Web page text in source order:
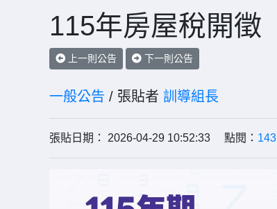
115年房屋稅開徵
上一則公告 下一則公告
一般公告 / 張貼者 訓導組長
張貼日期： 2026-04-29 10:52:33 點閱： 143